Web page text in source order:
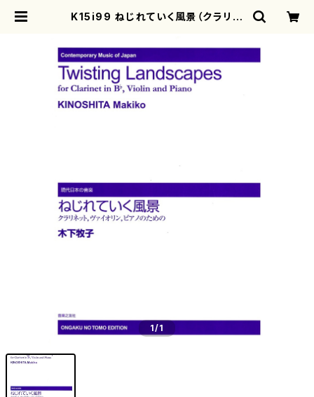
K15i99 ねじれていく風景（クラリネ
1/1